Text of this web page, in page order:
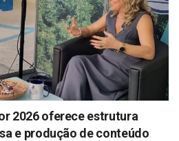
2026 oferece estrutura
e produção de conteúdo